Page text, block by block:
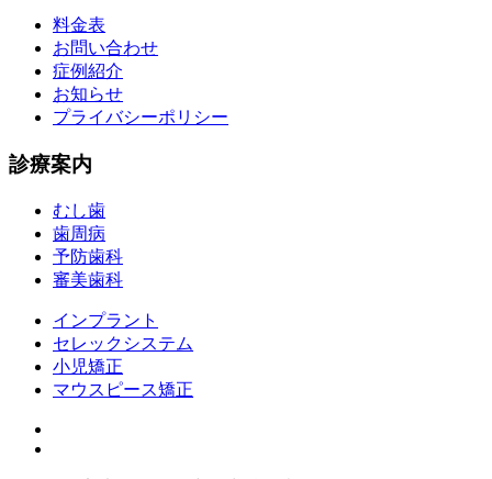
料金表
お問い合わせ
症例紹介
お知らせ
プライバシーポリシー
診療案内
むし歯
歯周病
予防歯科
審美歯科
インプラント
セレックシステム
小児矯正
マウスピース矯正